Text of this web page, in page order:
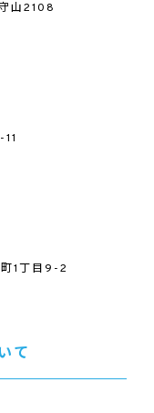
山2108
1丁目9-2
て